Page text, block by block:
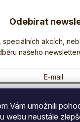
Vám umožnili
webu neustále
Odebírat
žádné
E-mail
souhlasíte s